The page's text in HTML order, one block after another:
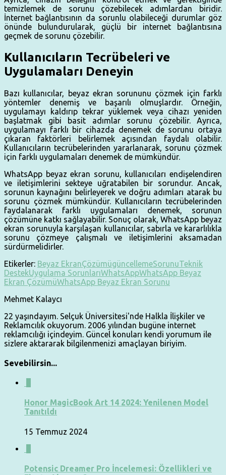
temizlemek de sorunu çözebilecek adımlardan biridir.
İnternet bağlantısının da sorunlu olabileceği durumlar göz
önünde bulundurularak, güçlü bir internet bağlantısına
geçmek de sorunu çözebilir.
Kullanıcıların Tecrübeleri ve
Uygulamaları Deneyin
Bazı kullanıcılar, beyaz ekran sorununu çözmek için farklı
yöntemler denemiş ve başarılı olmuşlardır. Örneğin,
uygulamayı kaldırıp tekrar yüklemek veya cihazı yeniden
başlatmak gibi basit adımlar sorunu çözebilir. Ayrıca,
uygulamayı farklı bir cihazda denemek de sorunu ortaya
çıkaran faktörleri belirlemek açısından faydalı olabilir.
Kullanıcıların tecrübelerinden yararlanarak, sorunu çözmek
için farklı uygulamaları denemek de mümkündür.
WhatsApp beyaz ekran sorunu, kullanıcıları endişelendiren
ve iletişimlerini sekteye uğratabilen bir sorundur. Ancak,
sorunun kaynağını belirleyerek ve doğru adımları atarak bu
sorunu çözmek mümkündür. Kullanıcıların tecrübelerinden
faydalanarak farklı uygulamaları denemek, sorunun
çözümüne katkı sağlayabilir. Sonuç olarak, WhatsApp beyaz
ekran sorunuyla karşılaşan kullanıcılar, sabırla ve kararlılıkla
sorunu çözmeye çalışmalı ve iletişimlerini aksamadan
sürdürmelidirler.
Etikerler: Beyaz EkranÇözümügüncellemeSorunuTeknik
DestekUygulama SorunlarıWhatsAppWhatsApp Beyaz
Ekran ÇözümüWhatsApp Beyaz Ekran Sorunu
Mehmet Kalaycı
22 yaşındayım. Selçuk Üniversitesi'nde Halkla İlişkiler ve
Reklamcılık okuyorum. 2006 yılından bugüne internet
reklamcılığı içindeyim. Güncel konuları kendi yorumum ile
sizlere aktararak bilgilenmenizi amaçlayan biriyim.
Sevebilirsin...
Honor MagicBook Art 14 2024: Yenilenen Model
Tanıtıldı
15 Temmuz 2024
Potensic Dreamer Pro İncelemesi: Özellikleri ve